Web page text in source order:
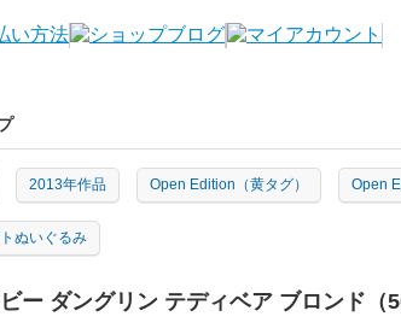
2013年作品 Open Edition（黄タグ） Open
ぬいぐるみ
ー ダングリン テディベア ブロンド